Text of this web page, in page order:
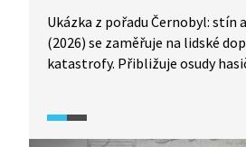
Ukázka z pořadu Černobyl: stín
(2026) se zaměřuje na lidské
katastrofy. Přibližuje osudy
a informací.